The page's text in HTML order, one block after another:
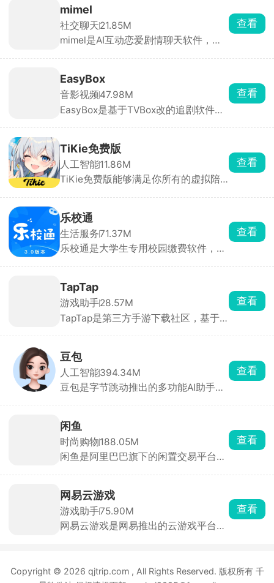
mimel是AI互动恋爱剧情聊天软件，角
色库分类齐全，包含忠犬、傲娇、病
娇、校园学长、偶像、异世界角色等，
点开就能一对一私聊。也可以自定义创
EasyBox是基于TVBox改的追剧软件，
能看全网电影、电视剧、动漫，主流平
台独播的都有。可以手动加订阅源，换
线路超方便，高清蓝光随便看，还能投
剧党必备。
TiKie免费版能够满足你所有的虚拟陪
伴需求，里面含有故事、动漫、游戏、
霸总、原创等多种虚拟角色类型，每个
角色都拥有独特的外貌、性格和聊天风
设的回应，代入感极强。聊天支持文
字、语音输入，也可直接选择AI生成的
灵感回复。
乐校通是大学生专用校园缴费软件，洗
澡、吃饭、打水、洗衣机、宿舍交电费
全都在这一个APP搞定，不用再到处找
实体卡、排队充值。需要先选对应学校
和食堂都在用，是住校刚需工具。
TapTap是第三方手游下载社区，基于
下载、评分、时长等大数据、编辑人工
挑选，首页每日更新今日推荐。评分仅
来自平台实名玩家，帮助快速种草。云
清流式试玩，省存储、低配置也能体验
3A 手游。每款游戏自带论坛，支持图
文/视频攻略、问答、官方公告，玩家
可直接 @ 开发者提 BUG。同时一键预
约未上线游戏，开测/发版自动推送，
豆包是字节跳动推出的多功能AI助手，
为用户提供内容创作、信息查询、自然
语言处理等一站式服务。豆包能快速理
解用户问题，提供直击重点的答案。支
择，甚至支持方言对话，拟人化程度
高，交流自然流畅。回答后主动推荐相
关问题，满足用户进一步探索的需求。
闲鱼是阿里巴巴旗下的闲置交易平台，
用户可一键转卖个人淘宝账号中“已买
到宝贝”。支持手机拍照上传闲置物
品，添加商品图片、描述、价格等信
台内置的私聊功能进行沟通，协商价
格、交付方式等交易细节。交易完成
后，双方可互相评价，为其他用户提供
参考，建立信任机制。平台提供纠纷处
理机制，如闲鱼小法庭，由资深买卖家
网易云游戏是网易推出的云游戏平台，
汇聚网易自研及第三方热门游戏，用户
无需下载或安装游戏，通过云端直接运
行，支持一键启动海量正版游戏，涵盖
惯。支持手柄外设，提升游戏操控体
验。新用户注册后享3天不限时畅玩，
鄂ICP备2025143632号-2